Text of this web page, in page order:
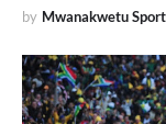
by Mwanakwetu